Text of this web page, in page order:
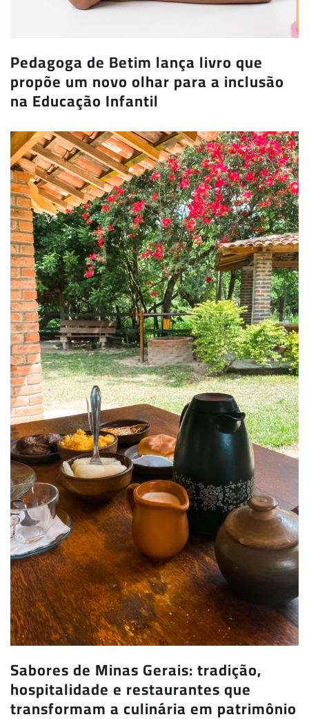
Pedagoga de Betim lança livro que
propõe um novo olhar para a inclusão
na Educação Infantil
Sabores de Minas Gerais: tradição,
hospitalidade e restaurantes que
transformam a culinária em patrimônio